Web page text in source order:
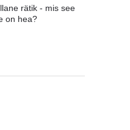
rätik - mis see
on hea?